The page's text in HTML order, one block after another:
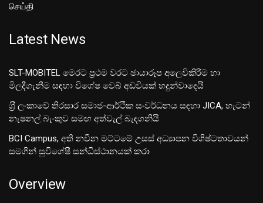
செய்தி
Latest News
SLT-MOBITEL මෙරට ප්‍රථම වරට ඡායාරූප අලෙවිකිරීම හා
මිලදීගැනීම සඳහා විශේෂ වෙබ් අඩවියක් හදුන්වාදෙයි
ශ‍්‍රී ලංකාවේ තිරසාර සමාජ-ආර්ථික සංවර්ධනය සඳහා JICA, හැටන්
නැෂනල් බැංකුව සමඟ අත්වැල් බැඳගනියි
BCI Campus, අති නවීන මට්ටමේ උසස් අධ්‍යාපන විශිෂ්ටතාවයන්
සමගින් සුවිශේෂී සන්ධිස්ථානයක් කරා
Overview